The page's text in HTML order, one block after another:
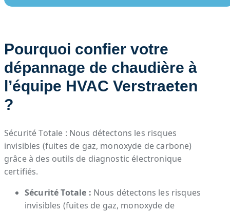
Pourquoi confier votre
dépannage de chaudière à
l’équipe HVAC Verstraeten
?
Sécurité Totale : Nous détectons les risques
invisibles (fuites de gaz, monoxyde de carbone)
grâce à des outils de diagnostic électronique
certifiés.
Sécurité Totale : Nous détectons les risques
invisibles (fuites de gaz, monoxyde de